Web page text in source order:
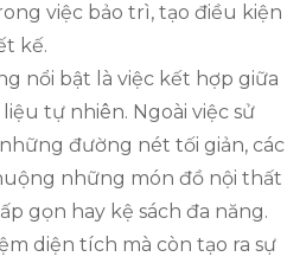
việc bảo trì, tạo điều kiện
kế.
nổi bật là việc kết hợp giữa
tự nhiên. Ngoài việc sử
đường nét tối giản, các
những món đồ nội thất
gọn hay kệ sách đa năng.
diện tích mà còn tạo ra sự